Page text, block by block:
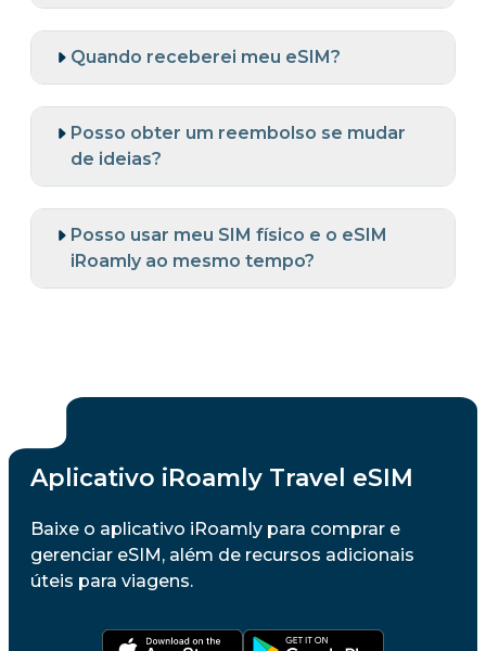
Quando receberei meu eSIM?
Posso obter um reembolso se mudar
de ideias?
Posso usar meu SIM físico e o eSIM
iRoamly ao mesmo tempo?
Aplicativo iRoamly Travel eSIM
Baixe o aplicativo iRoamly para comprar e
gerenciar eSIM, além de recursos adicionais
úteis para viagens.